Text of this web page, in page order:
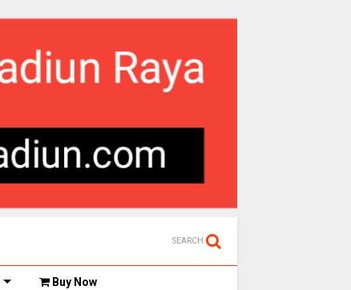
SEARCH
Buy Now